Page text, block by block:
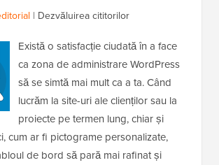
| Dezvăluirea cititorilor
Există o satisfacție ciudată în a face
ca zona de administrare WordPress
să se simtă mai mult ca a ta. Când
lucrăm la site-uri ale clienților sau la
proiecte pe termen lung, chiar și
cum ar fi pictograme personalizate,
de bord să pară mai rafinat și